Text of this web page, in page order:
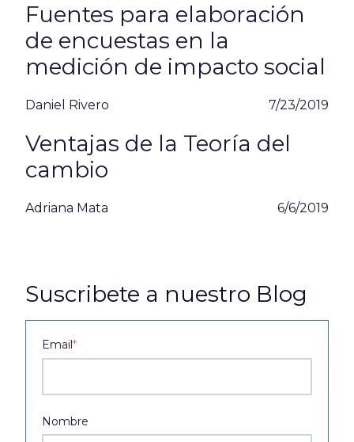
Fuentes para elaboración
de encuestas en la
medición de impacto social
Daniel Rivero 7/23/2019
Ventajas de la Teoría del
cambio
Adriana Mata 6/6/2019
Suscribete a nuestro Blog
Email *
Nombre